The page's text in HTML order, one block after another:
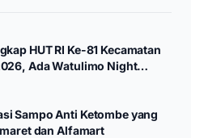
HUT RI Ke-81 Kecamatan
Ada Watulimo Night
Sampo Anti Ketombe yang
dan Alfamart